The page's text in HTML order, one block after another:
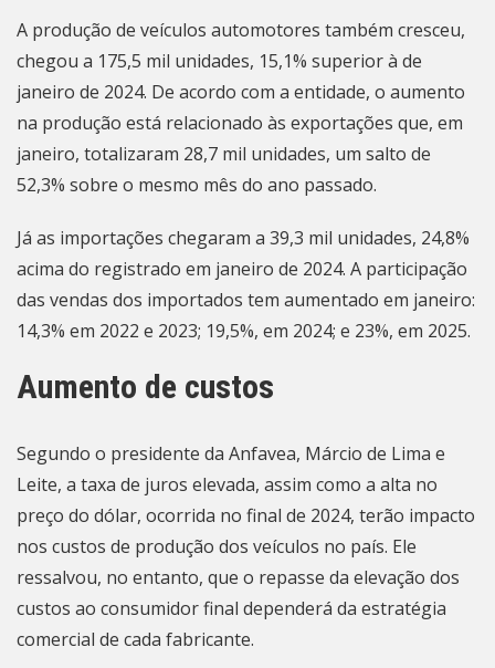
A produção de veículos automotores também cresceu,
chegou a 175,5 mil unidades, 15,1% superior à de
janeiro de 2024. De acordo com a entidade, o aumento
na produção está relacionado às exportações que, em
janeiro, totalizaram 28,7 mil unidades, um salto de
52,3% sobre o mesmo mês do ano passado.
Já as importações chegaram a 39,3 mil unidades, 24,8%
acima do registrado em janeiro de 2024. A participação
das vendas dos importados tem aumentado em janeiro:
14,3% em 2022 e 2023; 19,5%, em 2024; e 23%, em 2025.
Aumento de custos
Segundo o presidente da Anfavea, Márcio de Lima e
Leite, a taxa de juros elevada, assim como a alta no
preço do dólar, ocorrida no final de 2024, terão impacto
nos custos de produção dos veículos no país. Ele
ressalvou, no entanto, que o repasse da elevação dos
custos ao consumidor final dependerá da estratégia
comercial de cada fabricante.